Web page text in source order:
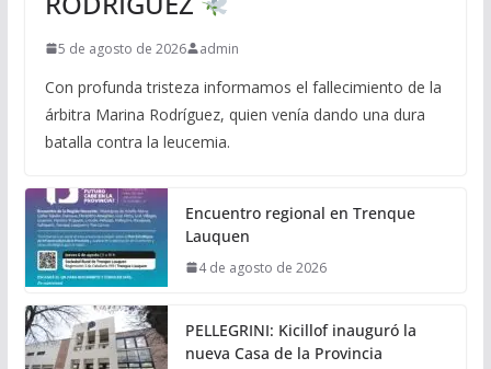
5 de agosto de 2026 admin
Con profunda tristeza informamos el fallecimiento de la
árbitra Marina Rodríguez, quien venía dando una dura
batalla contra la leucemia.
Encuentro regional en Trenque
Lauquen
4 de agosto de 2026
PELLEGRINI: Kicillof inauguró la
nueva Casa de la Provincia